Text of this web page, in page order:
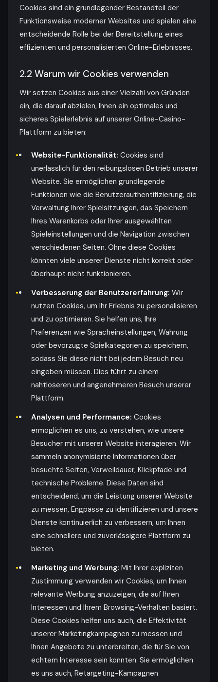
Cookies sind ein grundlegender Bestandteil der
Funktionsweise moderner Websites und spielen eine
entscheidende Rolle bei der Bereitstellung eines
effizienten und personalisierten Online-Erlebnisses.
2.2 Warum wir Cookies verwenden
Wir setzen Cookies aus einer Vielzahl von Gründen
ein, die darauf abzielen, Ihnen ein optimales und
sicheres Spielerlebnis auf unserer Online-Casino-
Plattform zu bieten:
Website-Funktionalität: Cookies sind
unerlässlich für den reibungslosen Betrieb unserer
Website. Sie ermöglichen grundlegende
Funktionen wie die Benutzerauthentifizierung, die
Verwaltung Ihrer Spielsitzungen, das Speichern
Ihres Warenkorbs oder Ihrer ausgewählten
Spieleinstellungen und die Navigation zwischen
verschiedenen Seiten. Ohne diese Cookies
könnten viele unserer Dienste nicht korrekt oder
überhaupt nicht funktionieren.
Verbesserung der Benutzererfahrung: Wir
nutzen Cookies, um Ihr Erlebnis zu personalisieren
und zu optimieren. Sie helfen uns, Ihre
Präferenzen wie Spracheinstellungen, Währung
oder bevorzugte Spielkategorien zu speichern,
sodass Sie diese nicht bei jedem Besuch neu
eingeben müssen. Dies führt zu einem
nahtloseren und angenehmeren Besuch unserer
Plattform.
Analysen und Performance: Cookies
ermöglichen es uns, zu verstehen, wie unsere
Besucher mit unserer Website interagieren. Wir
sammeln anonymisierte Informationen über
besuchte Seiten, Verweildauer, Klickpfade und
technische Probleme. Diese Daten sind
entscheidend, um die Leistung unserer Website
zu messen, Engpässe zu identifizieren und unsere
Dienste kontinuierlich zu verbessern, um Ihnen
eine schnellere und zuverlässigere Plattform zu
bieten.
Marketing und Werbung: Mit Ihrer expliziten
Zustimmung verwenden wir Cookies, um Ihnen
relevante Werbung anzuzeigen, die auf Ihren
Interessen und Ihrem Browsing-Verhalten basiert.
Diese Cookies helfen uns auch, die Effektivität
unserer Marketingkampagnen zu messen und
Ihnen Angebote zu unterbreiten, die für Sie von
echtem Interesse sein könnten. Sie ermöglichen
es uns auch, Retargeting-Kampagnen